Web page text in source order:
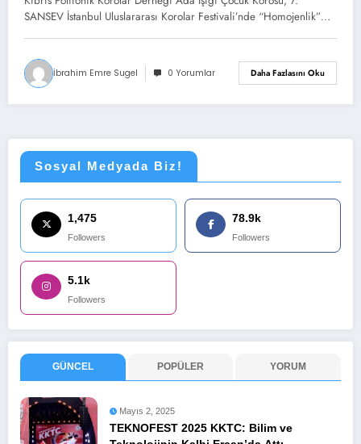
SANSEV İstanbul Uluslararası Korolar Festivali’nde “Homojenlik”…
İbrahim Emre Sugel 0 Yorumlar Daha Fazlasını Oku
Sosyal Medyada Biz!
1,475
Followers
78.9k
Followers
5.1k
Followers
GÜNCEL POPÜLER YORUM
Mayıs 2, 2025
TEKNOFEST 2025 KKTC: Bilim ve